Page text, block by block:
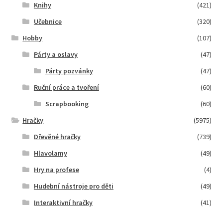
Knihy
(421)
Učebnice
(320)
Hobby
(107)
Párty a oslavy
(47)
Párty pozvánky
(47)
Ruční práce a tvoření
(60)
Scrapbooking
(60)
Hračky
(5975)
Dřevěné hračky
(739)
Hlavolamy
(49)
Hry na profese
(4)
Hudební nástroje pro děti
(49)
Interaktivní hračky
(41)